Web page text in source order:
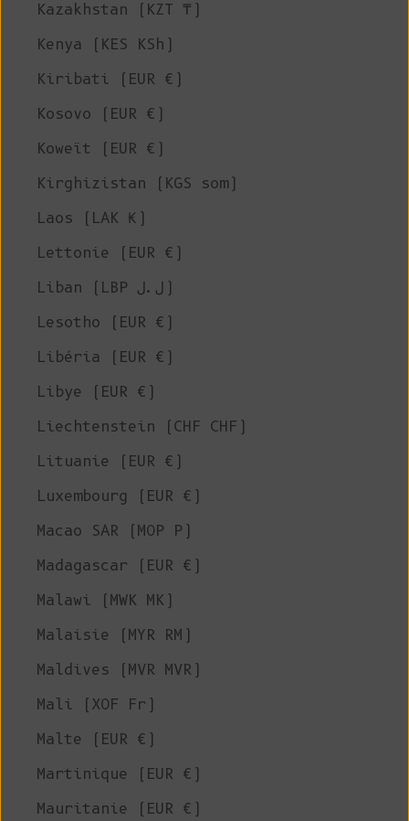
Kazakhstan (KZT ₸)
Kenya (KES KSh)
Kiribati (EUR €)
Kosovo (EUR €)
Koweït (EUR €)
Kirghizistan (KGS som)
Laos (LAK ₭)
Lettonie (EUR €)
Liban (LBP ل.ل)
Lesotho (EUR €)
Libéria (EUR €)
Libye (EUR €)
Liechtenstein (CHF CHF)
Lituanie (EUR €)
Luxembourg (EUR €)
Macao SAR (MOP P)
Madagascar (EUR €)
Malawi (MWK MK)
Malaisie (MYR RM)
Maldives (MVR MVR)
Mali (XOF Fr)
Malte (EUR €)
Martinique (EUR €)
Mauritanie (EUR €)